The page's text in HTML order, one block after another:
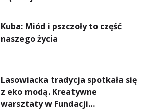
Kuba: Miód i pszczoły to część
naszego życia
Lasowiacka tradycja spotkała się
z eko modą. Kreatywne
warsztaty w Fundacji